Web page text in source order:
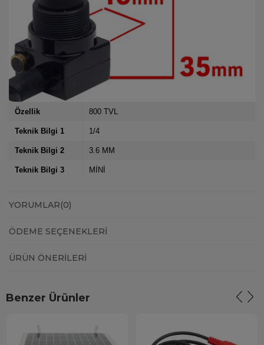
Özellik 800 TVL
Teknik Bilgi 1 1/4
Teknik Bilgi 2 3.6 MM
Teknik Bilgi 3 MİNİ
YORUMLAR(0)
ÖDEME SEÇENEKLERI
ÜRÜN ÖNERILERI
Benzer Ürünler